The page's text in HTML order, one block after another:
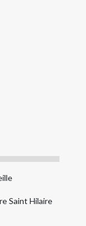
Saint Hilaire